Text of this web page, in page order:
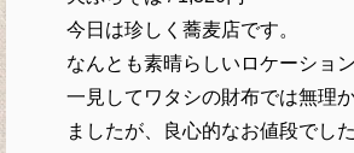
今日は珍しく蕎麦店です。
なんとも素晴らしいロケーション
一見してワタシの財布では無理
ましたが、良心的なお値段でした